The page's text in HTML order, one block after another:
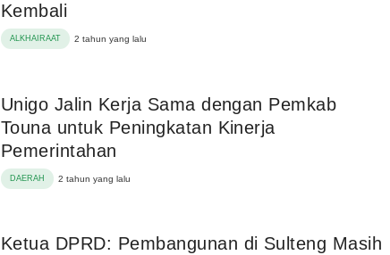
Kembali
ALKHAIRAAT 2 tahun yang lalu
Unigo Jalin Kerja Sama dengan Pemkab
Touna untuk Peningkatan Kinerja
Pemerintahan
DAERAH 2 tahun yang lalu
Ketua DPRD: Pembangunan di Sulteng Masih